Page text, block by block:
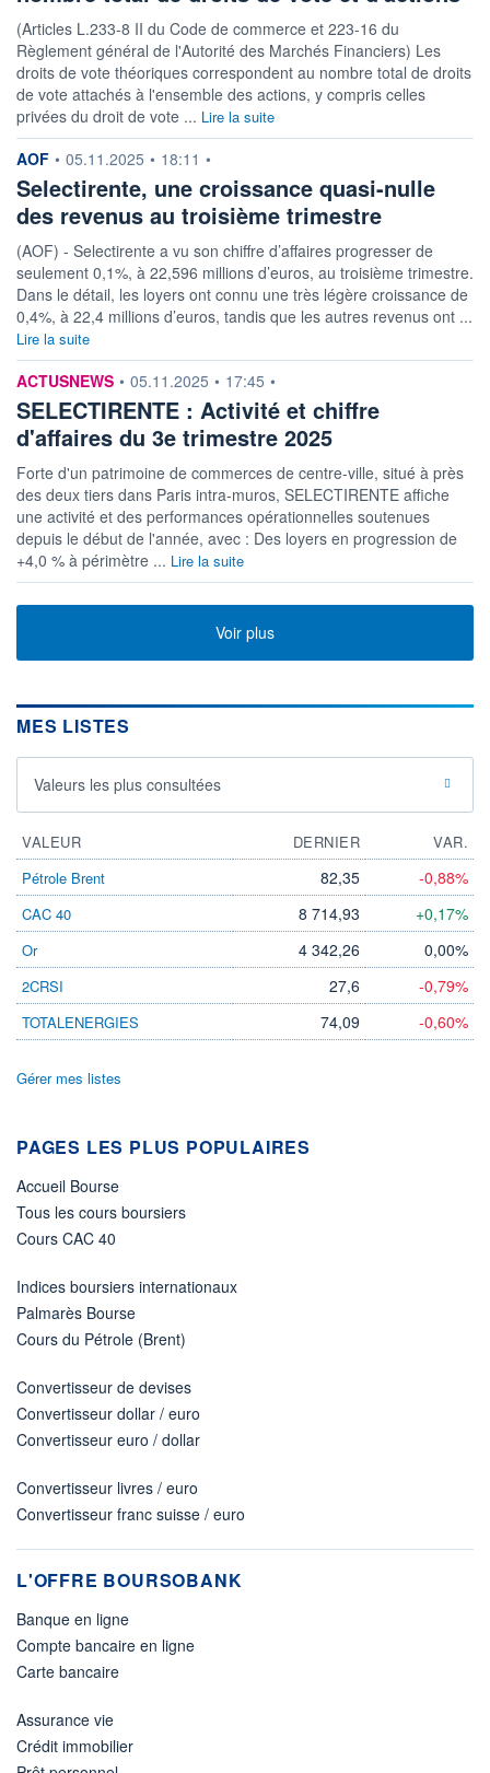
(Articles L.233-8 II du Code de commerce et 223-16 du
Règlement général de l'Autorité des Marchés Financiers) Les
droits de vote théoriques correspondent au nombre total de droits
de vote attachés à l'ensemble des actions, y compris celles
privées du droit de vote ... Lire la suite
information fournie par
AOF • 05.11.2025 • 18:11 •
Selectirente, une croissance quasi-nulle
des revenus au troisième trimestre
(AOF) - Selectirente a vu son chiffre d’affaires progresser de
seulement 0,1%, à 22,596 millions d’euros, au troisième trimestre.
Dans le détail, les loyers ont connu une très légère croissance de
0,4%, à 22,4 millions d’euros, tandis que les autres revenus ont ...
Lire la suite
information fournie par
ACTUSNEWS • 05.11.2025 • 17:45 •
SELECTIRENTE : Activité et chiffre
d'affaires du 3e trimestre 2025
Forte d'un patrimoine de commerces de centre-ville, situé à près
des deux tiers dans Paris intra-muros, SELECTIRENTE affiche
une activité et des performances opérationnelles soutenues
depuis le début de l'année, avec : Des loyers en progression de
+4,0 % à périmètre ... Lire la suite
Voir plus
MES LISTES
Valeurs les plus consultées
VALEUR DERNIER
VAR.
Pétrole Brent
82,35 -0,88%
CAC 40 8 714,93 +0,17%
Or 4 342,26 0,00%
2CRSI 27,6 -0,79%
TOTALENERGIES 74,09 -0,60%
Gérer mes listes
PAGES LES PLUS POPULAIRES
Accueil Bourse
Tous les cours boursiers
Cours CAC 40
Indices boursiers internationaux
Palmarès Bourse
Cours du Pétrole (Brent)
Convertisseur de devises
Convertisseur dollar / euro
Convertisseur euro / dollar
Convertisseur livres / euro
Convertisseur franc suisse / euro
L'OFFRE BOURSOBANK
Banque en ligne
Compte bancaire en ligne
Carte bancaire
Assurance vie
Crédit immobilier